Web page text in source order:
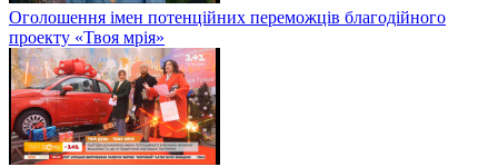
Оголошення імен потенційних переможців благодійного
проекту «Твоя мрія»